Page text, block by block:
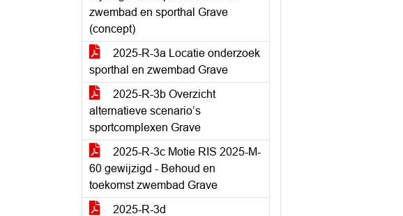
zwembad en sporthal Grave
(concept)
2025-R-3a Locatie onderzoek
sporthal en zwembad Grave
2025-R-3b Overzicht
alternatieve scenario’s
sportcomplexen Grave
2025-R-3c Motie RIS 2025-M-
60 gewijzigd - Behoud en
toekomst zwembad Grave
2025-R-3d